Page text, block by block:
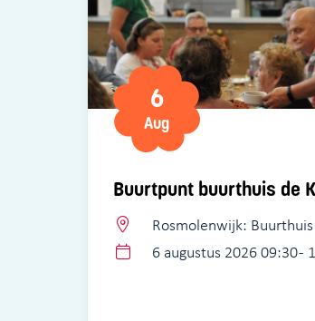
Buurtpunt buurthuis de
6
Aug
Rosmolenwijk:
6 augustus 2026 09:30 -